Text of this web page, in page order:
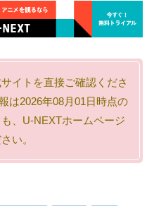
イトを直接ご確認くださ
は2026年08月01日時点の
、U-NEXTホームページ
い。